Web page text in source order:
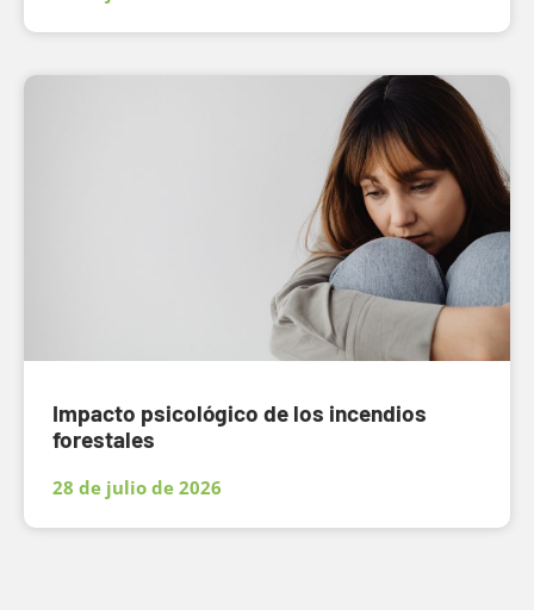
Impacto psicológico de los incendios
forestales
28 de julio de 2026